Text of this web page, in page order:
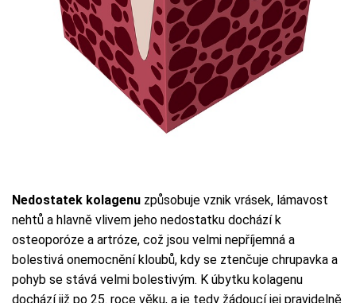
Nedostatek kolagenu způsobuje vznik vrásek, lámavost
nehtů a hlavně vlivem jeho nedostatku dochází k
osteoporóze a artróze, což jsou velmi nepříjemná a
bolestivá onemocnění kloubů, kdy se ztenčuje chrupavka a
pohyb se stává velmi bolestivým. K úbytku kolagenu
dochází již po 25. roce věku, a je tedy žádoucí jej pravidelně